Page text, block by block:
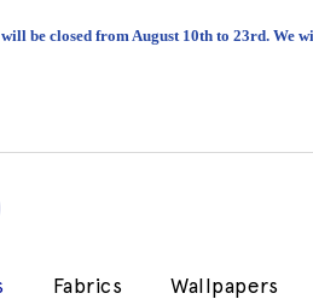
be closed from August 10th to 23rd. We
Fabrics Wallpapers